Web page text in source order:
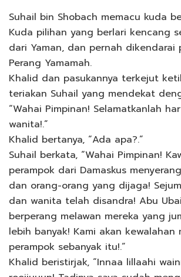
Suhail bin Shobach memacu kuda
Kuda pilihan yang berlari kencang
dari Yaman, dan pernah dikendarai
Perang Yamamah.
Khalid dan pasukannya terkejut
teriakan Suhail yang mendekat
“Wahai Pimpinan! Selamatkanlah
wanita!.”
Khalid bertanya, “Ada apa?.”
Suhail berkata, “Wahai Pimpinan!
perampok dari Damaskus
dan orang-orang yang dijaga!
dan wanita telah disandra! Abu
berperang melawan mereka yang
lebih banyak! Kami akan kewalahan
perampok sebanyak itu!.”
Khalid beristirjak, “Innaa lillaahi